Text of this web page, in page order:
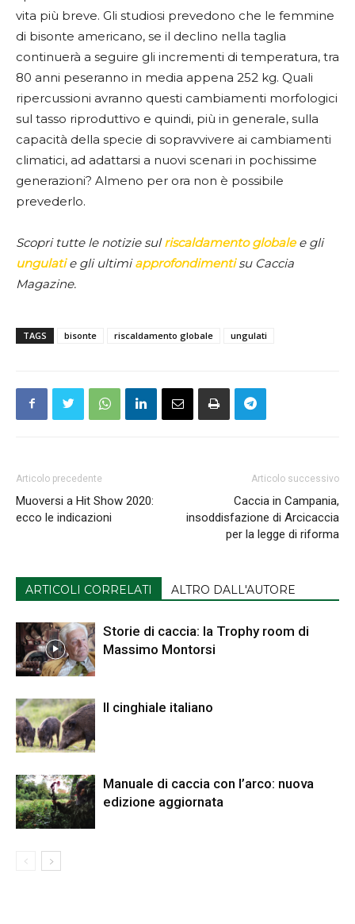
vita più breve. Gli studiosi prevedono che le femmine
di bisonte americano, se il declino nella taglia
continuerà a seguire gli incrementi di temperatura, tra
80 anni peseranno in media appena 252 kg. Quali
ripercussioni avranno questi cambiamenti morfologici
sul tasso riproduttivo e quindi, più in generale, sulla
capacità della specie di sopravvivere ai cambiamenti
climatici, ad adattarsi a nuovi scenari in pochissime
generazioni? Almeno per ora non è possibile
prevederlo.
Scopri tutte le notizie sulriscaldamento globalee gli
ungulatie gli ultimiapprofondimentisu Caccia
Magazine.
TAGS bisonte riscaldamento globale ungulati
Articolo precedente
Muoversi a Hit Show 2020:
ecco le indicazioni
Articolo successivo
Caccia in Campania,
insoddisfazione di Arcicaccia
per la legge di riforma
ARTICOLI CORRELATI ALTRO DALL'AUTORE
Storie di caccia: la Trophy room di
Massimo Montorsi
Il cinghiale italiano
Manuale di caccia con l’arco: nuova
edizione aggiornata